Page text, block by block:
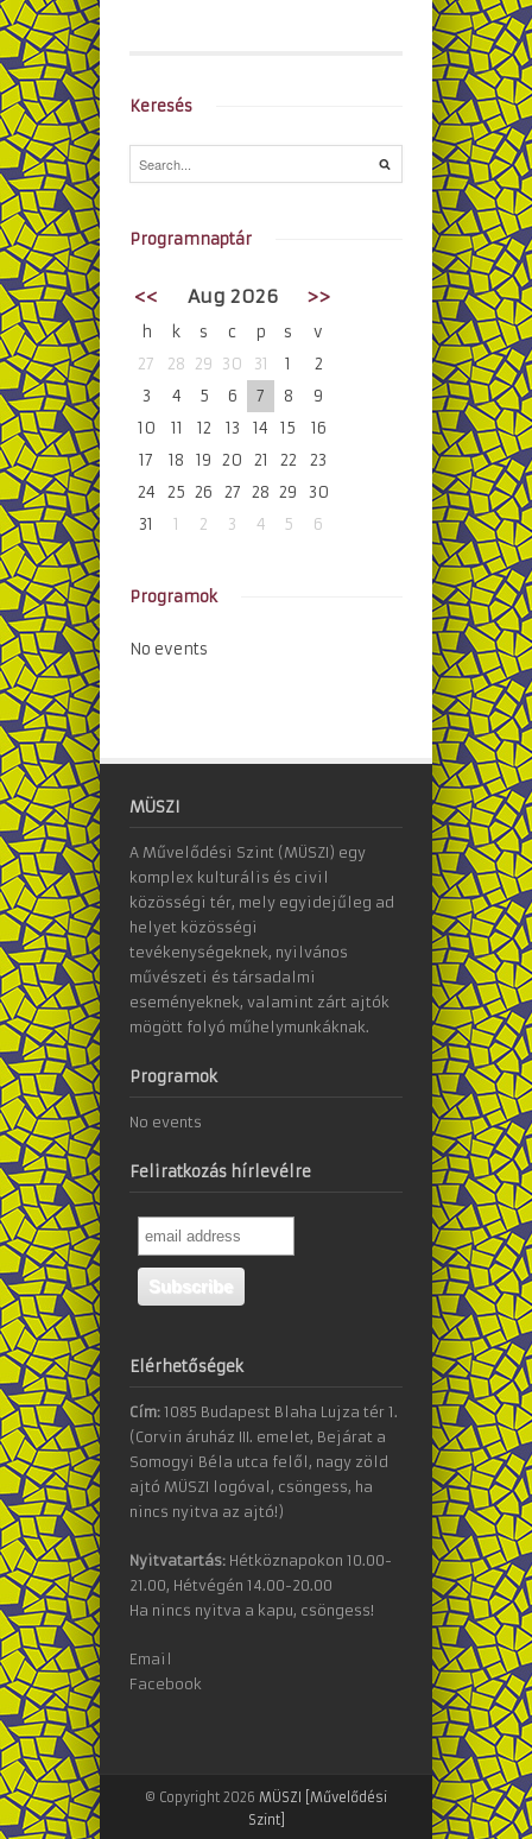
Keresés
Programnaptár
<< Aug 2026 >>
h k s c p s
v
27
28 29 30 31 1
2
3
4 5 6 7 8
9
10
11 12 13 14 15
16
17
18 19 20 21 22
23
24
25 26 27 28 29
30
31
1 2 3 4 5 6
Programok
No events
MÜSZI
A Művelődési Szint (MÜSZI) egy
komplex kulturális és civil
közösségi tér, mely egyidejűleg ad
helyet közösségi
tevékenységeknek, nyilvános
művészeti és társadalmi
eseményeknek, valamint zárt ajtók
mögött folyó műhelymunkáknak.
Programok
No events
Feliratkozás hírlevélre
Elérhetőségek
Cím: 1085 Budapest Blaha Lujza tér 1.
(Corvin áruház III. emelet, Bejárat a
Somogyi Béla utca felől, nagy zöld
ajtó MÜSZI logóval, csöngess, ha
nincs nyitva az ajtó!)
Nyitvatartás: Hétköznapokon 10.00-
21.00, Hétvégén 14.00-20.00
Ha nincs nyitva a kapu, csöngess!
Email
Facebook
© Copyright 2026 MÜSZI [Művelődési
Szint]